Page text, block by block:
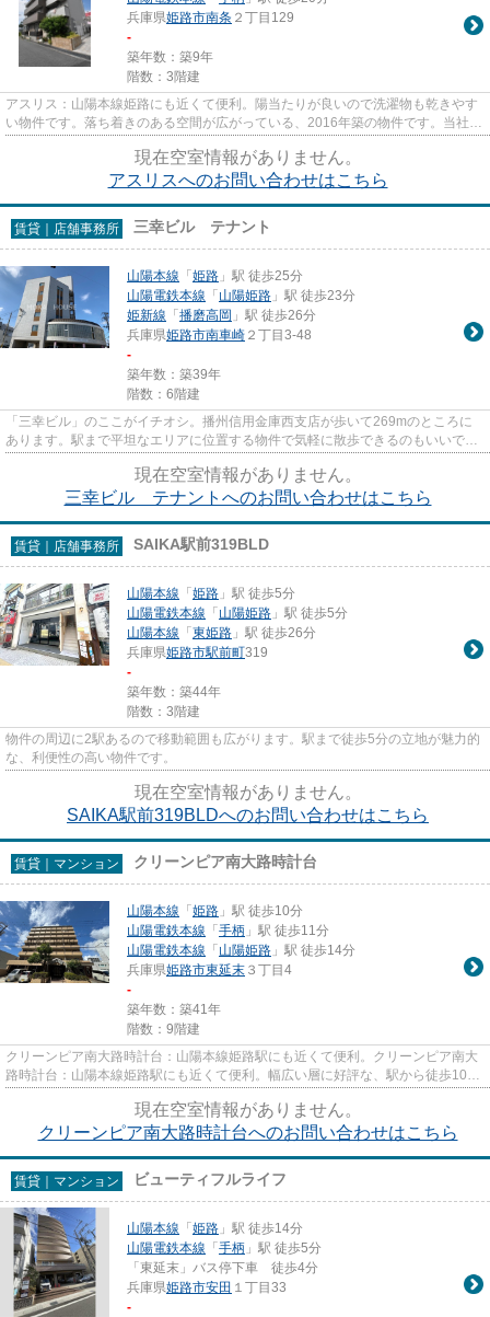
兵庫県姫路市南条 ２丁目129
-
築年数：築9年
階数：3階建
アスリス：山陽本線姫路にも近くて便利。陽当たりが良いので洗濯物も乾きやす
い物件です。落ち着きのある空間が広がっている、2016年築の物件です。当社ス
タッフが地域の賃貸情報をご...
現在空室情報がありません。
アスリスへのお問い合わせはこちら
賃貸｜店舗事務所 三幸ビル テナント
山陽本線 「姫路 」駅 徒歩25分
山陽電鉄本線 「山陽姫路 」駅 徒歩23分
姫新線 「播磨高岡 」駅 徒歩26分
兵庫県姫路市南車崎 ２丁目3-48
-
築年数：築39年
階数：6階建
「三幸ビル」のここがイチオシ。播州信用金庫西支店が歩いて269mのところに
あります。駅まで平坦なエリアに位置する物件で気軽に散歩できるのもいいです
ね。
現在空室情報がありません。
三幸ビル テナントへのお問い合わせはこちら
賃貸｜店舗事務所 SAIKA駅前319BLD
山陽本線 「姫路 」駅 徒歩5分
山陽電鉄本線 「山陽姫路 」駅 徒歩5分
山陽本線 「東姫路 」駅 徒歩26分
兵庫県姫路市駅前町319
-
築年数：築44年
階数：3階建
物件の周辺に2駅あるので移動範囲も広がります。駅まで徒歩5分の立地が魅力的
な、利便性の高い物件です。
現在空室情報がありません。
SAIKA駅前319BLDへのお問い合わせはこちら
賃貸｜マンション クリーンピア南大路時計台
山陽本線 「姫路 」駅 徒歩10分
山陽電鉄本線 「手柄 」駅 徒歩11分
山陽電鉄本線 「山陽姫路 」駅 徒歩14分
兵庫県姫路市東延末 ３丁目4
-
築年数：築41年
階数：9階建
クリーンピア南大路時計台：山陽本線姫路駅にも近くて便利。クリーンピア南大
路時計台：山陽本線姫路駅にも近くて便利。幅広い層に好評な、駅から徒歩10分
に立地する物件です。移動範...
現在空室情報がありません。
クリーンピア南大路時計台へのお問い合わせはこちら
賃貸｜マンション ビューティフルライフ
山陽本線 「姫路 」駅 徒歩14分
山陽電鉄本線 「手柄 」駅 徒歩5分
「東延末」バス停下車 徒歩4分
兵庫県姫路市安田 １丁目33
-